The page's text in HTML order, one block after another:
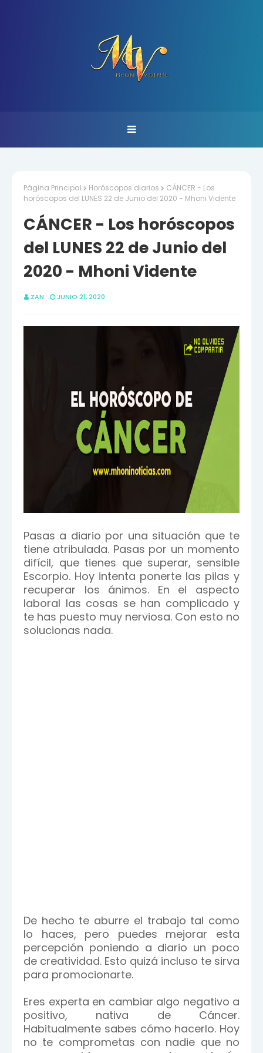
Página Principal Horóscopos diarios
CÁNCER - Los
horóscopos del LUNES 22 de Junio del 2020 - Mhoni Vidente
CÁNCER - Los horóscopos
del LUNES 22 de Junio del
2020 - Mhoni Vidente
ZAN JUNIO 21, 2020
Pasas a diario por una situación que te
tiene atribulada. Pasas por un momento
difícil, que tienes que superar, sensible
Escorpio. Hoy intenta ponerte las pilas y
recuperar los ánimos. En el aspecto
laboral las cosas se han complicado y
te has puesto muy nerviosa. Con esto no
solucionas nada.
De hecho te aburre el trabajo tal como
lo haces, pero puedes mejorar esta
percepción poniendo a diario un poco
de creatividad. Esto quizá incluso te sirva
para promocionarte.
Eres experta en cambiar algo negativo a
positivo, nativa de Cáncer.
Habitualmente sabes cómo hacerlo. Hoy
no te comprometas con nadie que no